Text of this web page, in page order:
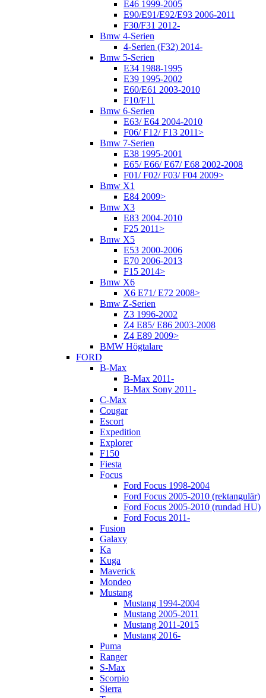
E46 1999-2005
E90/E91/E92/E93 2006-2011
F30/F31 2012-
Bmw 4-Serien
4-Serien (F32) 2014-
Bmw 5-Serien
E34 1988-1995
E39 1995-2002
E60/E61 2003-2010
F10/F11
Bmw 6-Serien
E63/ E64 2004-2010
F06/ F12/ F13 2011>
Bmw 7-Serien
E38 1995-2001
E65/ E66/ E67/ E68 2002-2008
F01/ F02/ F03/ F04 2009>
Bmw X1
E84 2009>
Bmw X3
E83 2004-2010
F25 2011>
Bmw X5
E53 2000-2006
E70 2006-2013
F15 2014>
Bmw X6
X6 E71/ E72 2008>
Bmw Z-Serien
Z3 1996-2002
Z4 E85/ E86 2003-2008
Z4 E89 2009>
BMW Högtalare
FORD
B-Max
B-Max 2011-
B-Max Sony 2011-
C-Max
Cougar
Escort
Expedition
Explorer
F150
Fiesta
Focus
Ford Focus 1998-2004
Ford Focus 2005-2010 (rektangulär)
Ford Focus 2005-2010 (rundad HU)
Ford Focus 2011-
Fusion
Galaxy
Ka
Kuga
Maverick
Mondeo
Mustang
Mustang 1994-2004
Mustang 2005-2011
Mustang 2011-2015
Mustang 2016-
Puma
Ranger
S-Max
Scorpio
Sierra